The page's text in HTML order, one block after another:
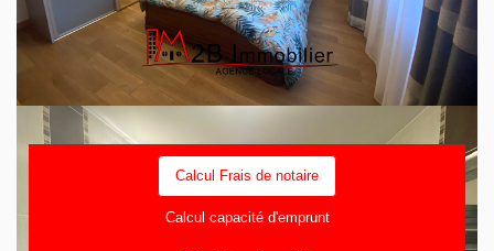
Découvrez votre futur quartier
Avec votre expert IM2B IMMOBILIER
Calcul Frais de notaire
Calcul capacité d'emprunt